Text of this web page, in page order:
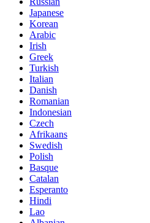
Japanese
Korean
Arabic
Irish
Greek
Turkish
Italian
Danish
Romanian
Indonesian
Czech
Afrikaans
Swedish
Polish
Basque
Catalan
Esperanto
Hindi
Lao